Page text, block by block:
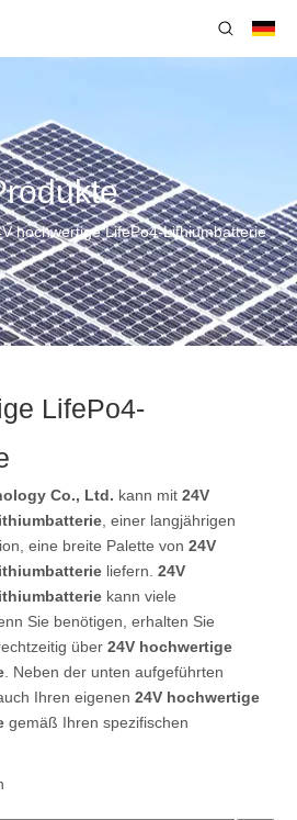
hochwertige LifePo4-Lithiumbatterie
LifePo4-
Co., Ltd. kann mit 24V
, einer langjährigen
eine breite Palette von 24V
liefern. 24V
kann viele
Sie benötigen, erhalten Sie
über 24V hochwertige
. Neben der unten aufgeführten
Ihren eigenen 24V hochwertige
gemäß Ihren spezifischen